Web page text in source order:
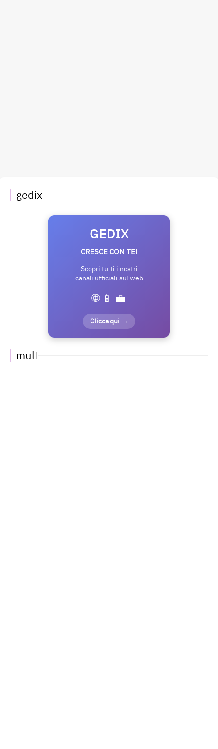
gedix
GEDIX
CRESCE CON TE!
Scopri tutti i nostri
canali ufficiali sul web
🌐 📱 💼
Clicca qui →
mult